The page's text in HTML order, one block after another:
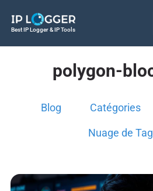
Best IP Logger & IP Tools
polygon-
Blog Catégories
Nuage de